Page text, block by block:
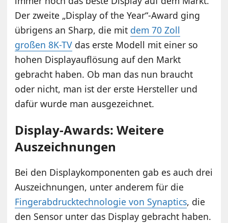
Der zweite „Display of the Year“-Award ging
übrigens an Sharp, die mit dem 70 Zoll
großen 8K-TV das erste Modell mit einer so
hohen Displayauflösung auf den Markt
gebracht haben. Ob man das nun braucht
oder nicht, man ist der erste Hersteller und
dafür wurde man ausgezeichnet.
Display-Awards: Weitere
Auszeichnungen
Bei den Displaykomponenten gab es auch drei
Auszeichnungen, unter anderem für die
Fingerabdrucktechnologie von Synaptics, die
den Sensor unter das Display gebracht haben.